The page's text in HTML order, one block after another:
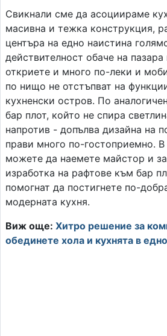
Свикнали сме да асоциираме
масивна и тежка конструкция,
центъра на едно наистина
действителност обаче на
откриете и много по-леки и
по нищо не отстъпват на
кухненски остров. По
бар плот, който не спира
напротив - допълва дизайна на
прави много по-гостоприемно. В
можете да наемете майстор и
изработка на рафтове към бар
помогнат да постигнете по-
модерната кухня.
Виж още: Хитро решение за
обединете хола и кухнята в едно